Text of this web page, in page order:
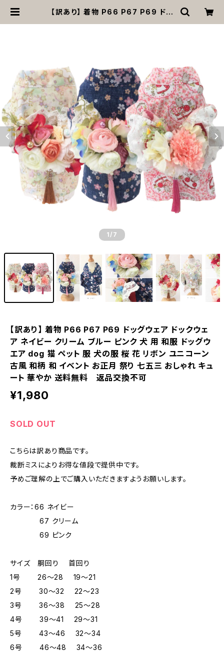
【訳あり】 着物 P66 P67 P69 ドッ
不可 | MOANA
1 /7
【訳あり】 着物 P66 P67 P69 ドッグウェア ドックウェ
ア ネイビー クリーム ブルー ピンク 犬 用 和服 ドッグウ
エア dog 猫 ペット 服 犬の服 桜 花 リボン ユニコーン
古風 和柄 和 イベント お正月 祭り 七五三 おしゃれ キュ
ート 華やか 送料無料 返品交換不可
¥1,980
SOLD OUT
こちらは訳あり商品です。
裁断ミスによりお得な値段で提供中です。
予めご理解の上でご購入いただきますようお願いします。
カラー：66 ネイビー
67 クリーム
69 ピンク
サイズ 胴回り 首回り
1号 26～28 19～21
2号 30～32 22～23
3号 36～38 25～28
4号 39～41 29～31
5号 43～46 32～34
6号 46～48 34～36